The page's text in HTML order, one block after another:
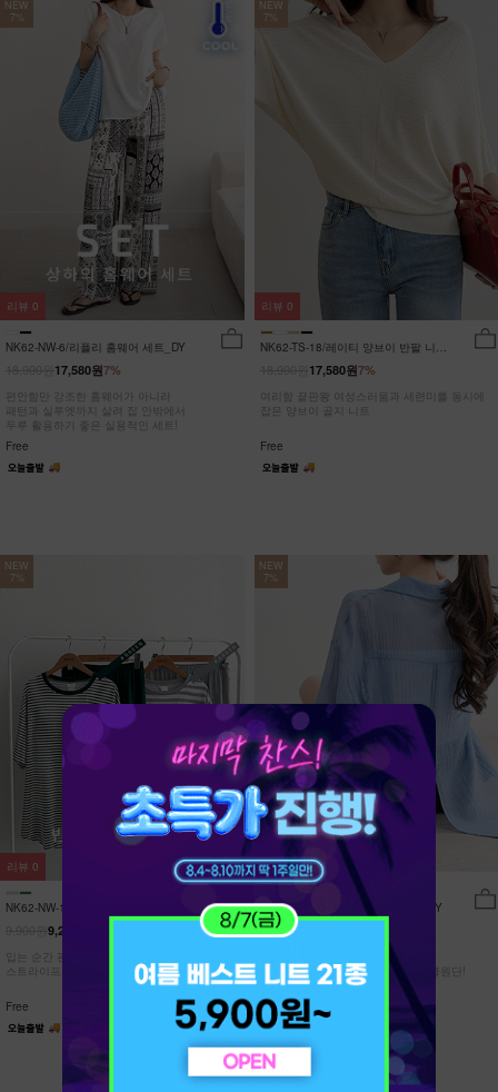
NEW
7%
NK62-NW-6/리플리 홈웨어 세트_DY
7%
17,580원
편안함만 강조한 홈웨어가 아니라
패턴과 실루엣까지 살려 집 안밖에서
두루 활용하기 좋은 실용적인 세트!
Free
리뷰 0
NEW
7%
NK62-TS-18/레이티 양브이 반팔 니트
7%
17,580원
여리함 끝판왕 여성스러움과 세련미를 동시에
잡은 양브이 골지 니트
Free
리뷰 0
NEW
7%
NK62-NW-11/유포니 반팔+반바지 홈웨
9,210원
입는 순간 편안함이 달라지는 캡내장
스트라이프 홈웨어 SET
Free
리뷰 0
NEW
7%
NK62-TS-32/일루민 뒤트임 셔츠_DY
21,900원
[ 답답한ZERO! 시스루 원단! ]
[55-99] 은은하게 반짝이는 고급링클원단!
자연스럽게 흐르는 핏!
Free
리뷰15